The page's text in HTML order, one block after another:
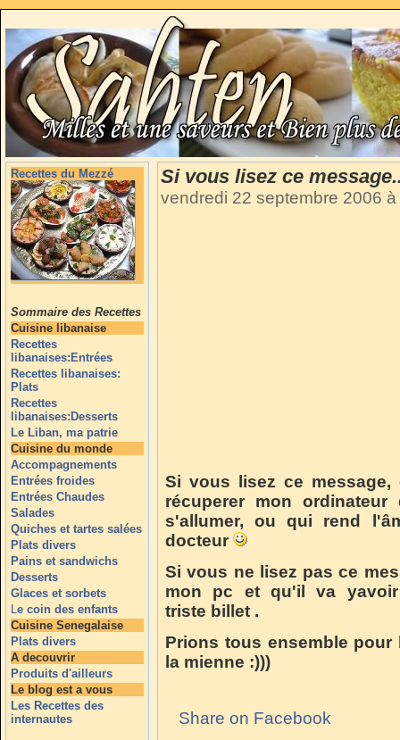
Recettes du Mezzé
Sommaire des Recettes
Cuisine libanaise
Recettes
libanaises:Entrées
Recettes libanaises:
Plats
Recettes
libanaises:Desserts
Le Liban, ma patrie
Cuisine du monde
Accompagnements
Entrées froides
Entrées Chaudes
Salades
Quiches et tartes salées
Plats divers
Pains et sandwichs
Desserts
Glaces et sorbets
Le coin des enfants
Cuisine Senegalaise
Plats divers
A decouvrir
Produits d'ailleurs
Le blog est a vous
Les Recettes des
internautes
Si vous lisez ce
vendredi 22 septembre 2006
Si vous lisez ce
récuperer mon
s'allumer, ou qui rend
docteur
Si vous ne lisez pas ce
mon pc et qu'il va
triste billet .
Prions tous ensemble
la mienne :)))
Share on Facebook